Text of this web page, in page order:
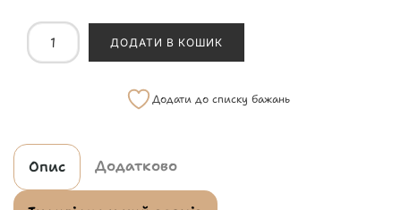
ДОДАТИ В КОШИК
Додати до списку бажань
Опис Додатково